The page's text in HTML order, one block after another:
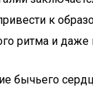
к
ритма и даже
бычьего